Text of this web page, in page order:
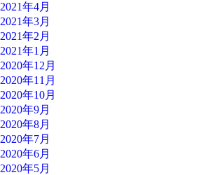
2021年4月
2021年3月
2021年2月
2021年1月
2020年12月
2020年11月
2020年10月
2020年9月
2020年8月
2020年7月
2020年6月
2020年5月